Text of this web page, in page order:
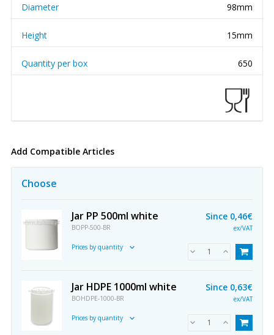
Diameter 98mm
Height 15mm
Quantity per box 650
Add Compatible Articles
Choose
Jar PP 500ml white
BOPP-500-BR
Prices by quantity
Since 0,46€
ex/VAT
Jar HDPE 1000ml white
BOHDPE-1000-BR
Prices by quantity
Since 0,63€
ex/VAT